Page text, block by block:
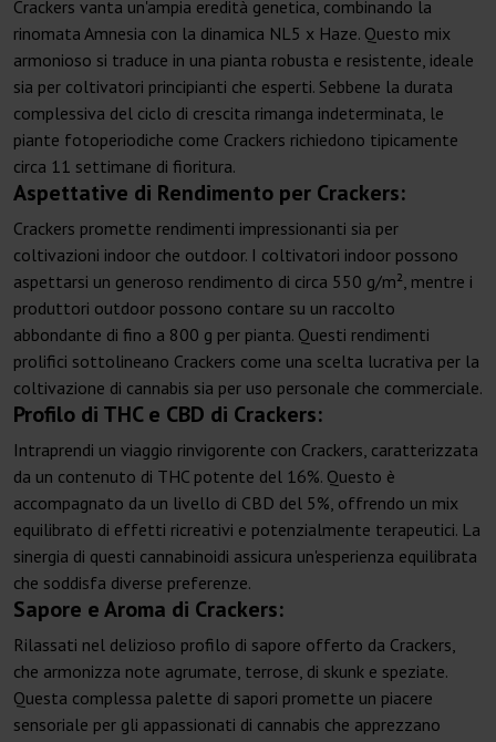
Crackers vanta un'ampia eredità genetica, combinando la
rinomata Amnesia con la dinamica NL5 x Haze. Questo mix
armonioso si traduce in una pianta robusta e resistente, ideale
sia per coltivatori principianti che esperti. Sebbene la durata
complessiva del ciclo di crescita rimanga indeterminata, le
piante fotoperiodiche come Crackers richiedono tipicamente
circa 11 settimane di fioritura.
Aspettative di Rendimento per Crackers:
Crackers promette rendimenti impressionanti sia per
coltivazioni indoor che outdoor. I coltivatori indoor possono
aspettarsi un generoso rendimento di circa 550 g/m², mentre i
produttori outdoor possono contare su un raccolto
abbondante di fino a 800 g per pianta. Questi rendimenti
prolifici sottolineano Crackers come una scelta lucrativa per la
coltivazione di cannabis sia per uso personale che commerciale.
Profilo di THC e CBD di Crackers:
Intraprendi un viaggio rinvigorente con Crackers, caratterizzata
da un contenuto di THC potente del 16%. Questo è
accompagnato da un livello di CBD del 5%, offrendo un mix
equilibrato di effetti ricreativi e potenzialmente terapeutici. La
sinergia di questi cannabinoidi assicura un'esperienza equilibrata
che soddisfa diverse preferenze.
Sapore e Aroma di Crackers:
Rilassati nel delizioso profilo di sapore offerto da Crackers,
che armonizza note agrumate, terrose, di skunk e speziate.
Questa complessa palette di sapori promette un piacere
sensoriale per gli appassionati di cannabis che apprezzano